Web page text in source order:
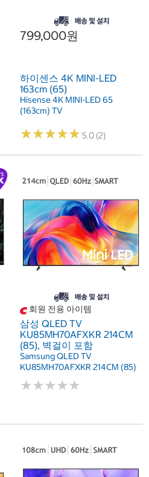
799,000원
하이센스 4K MINI-LED
163cm (65)
Hisense 4K MINI-LED 65
(163cm) TV
★★★★★
★★★★★ 5.0 (2)
회원 전용 아이템
삼성 QLED TV
KU85MH70AFXKR 214CM
(85), 벽걸이 포함
Samsung QLED TV
KU85MH70AFXKR 214CM (85)
★★★★★
★★★★★